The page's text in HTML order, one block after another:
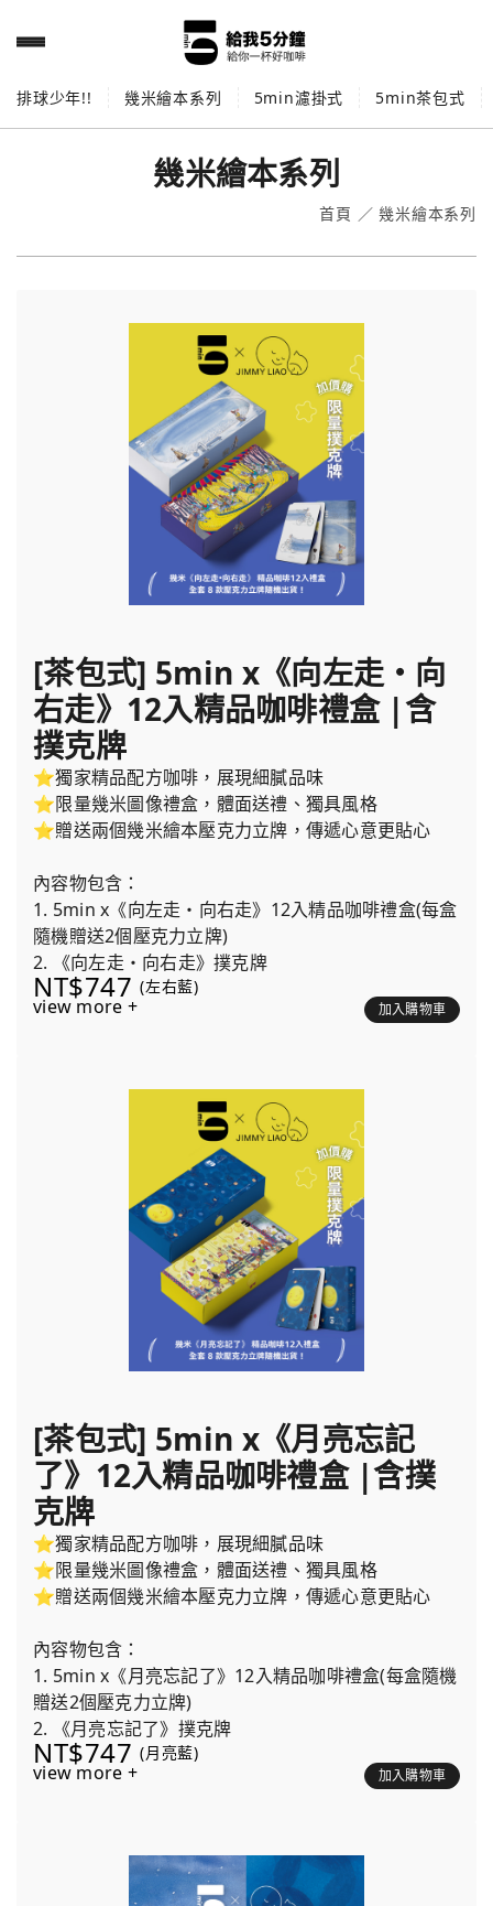
排球少年!! 幾米繪本系列 5min濾掛式 5min茶包式
幾米繪本系列
首頁 ／幾米繪本系列
[茶包式] 5min x《向左走・向
右走》12入精品咖啡禮盒 |含
撲克牌
⭐獨家精品配方咖啡，展現細膩品味
⭐限量幾米圖像禮盒，體面送禮、獨具風格
⭐贈送兩個幾米繪本壓克力立牌，傳遞心意更貼心
內容物包含：
1. 5min x《向左走・向右走》12入精品咖啡禮盒(每盒
隨機贈送2個壓克力立牌)
2. 《向左走・向右走》撲克牌
NT$747 (左右藍)
view more + 加入購物車
[茶包式] 5min x《月亮忘記
了》12入精品咖啡禮盒 |含撲
克牌
⭐獨家精品配方咖啡，展現細膩品味
⭐限量幾米圖像禮盒，體面送禮、獨具風格
⭐贈送兩個幾米繪本壓克力立牌，傳遞心意更貼心
內容物包含：
1. 5min x《月亮忘記了》12入精品咖啡禮盒(每盒隨機
贈送2個壓克力立牌)
2. 《月亮忘記了》撲克牌
NT$747 (月亮藍)
view more + 加入購物車